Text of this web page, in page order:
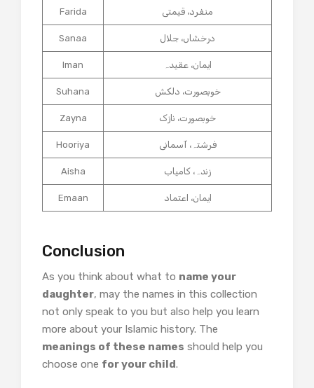
Farida منفرد، قیمتی
Sanaa درخشاں، جلال
Iman ایمان، عقیدہ
Suhana خوبصورت، دلکش
Zayna خوبصورت، نازک
Hooriya فرشتہ، آسمانی
Aisha زندہ، کامیاب
Emaan ایمان، اعتماد
Conclusion
As you think about what to name your
daughter, may the names in this collection
not only speak to you but also help you learn
more about your Islamic history. The
meanings of these names should help you
choose one for your child.